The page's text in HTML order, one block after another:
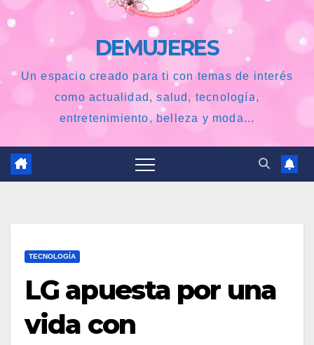
DEMUJERES
Un espacio creado para ti con temas de interés
como actualidad, salud, tecnología,
entretenimiento, belleza y moda...
TECNOLOGÍA
LG apuesta por una
vida con